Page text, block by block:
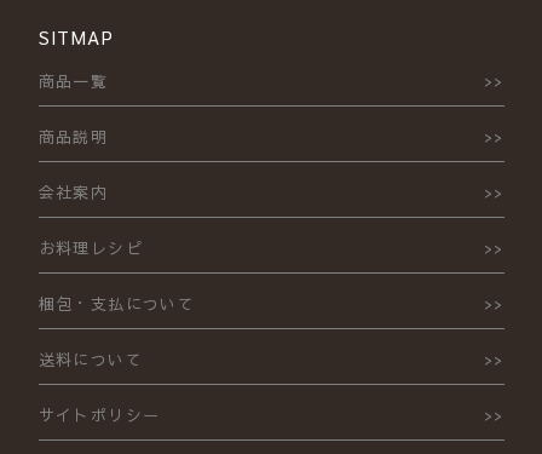
SITMAP
商品一覧
商品説明
会社案内
お料理レシピ
梱包・支払について
送料について
サイトポリシー